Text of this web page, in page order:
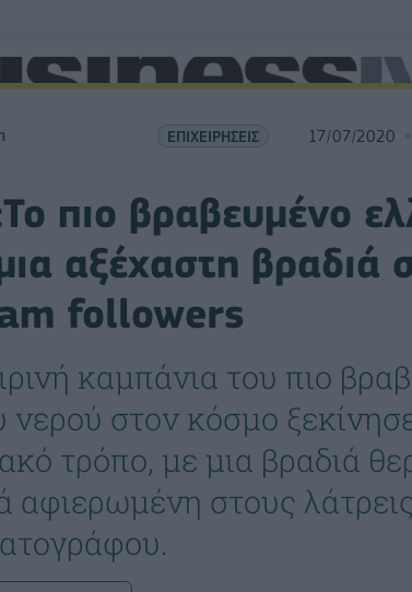
ΕΠΙΧΕΙΡΗΣΕΙΣ 17/07/2020
πιο βραβευμένο
αξέχαστη βραδιά
followers
καμπάνια του πιο
νερού στον κόσμο
τρόπο, με μια βραδιά
αφιερωμένη στους